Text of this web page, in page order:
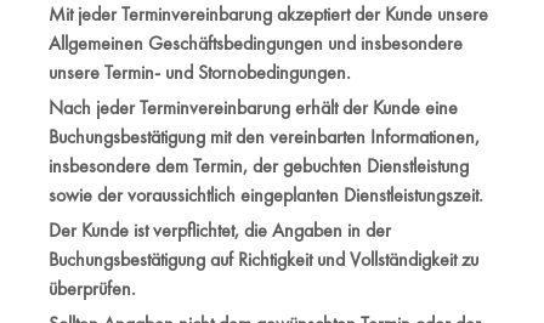
Mit jeder Terminvereinbarung akzeptiert der Kunde unsere
Allgemeinen Geschäftsbedingungen und insbesondere
unsere Termin- und Stornobedingungen.
Nach jeder Terminvereinbarung erhält der Kunde eine
Buchungsbestätigung mit den vereinbarten Informationen,
insbesondere dem Termin, der gebuchten Dienstleistung
sowie der voraussichtlich eingeplanten Dienstleistungszeit.
Der Kunde ist verpflichtet, die Angaben in der
Buchungsbestätigung auf Richtigkeit und Vollständigkeit zu
überprüfen.